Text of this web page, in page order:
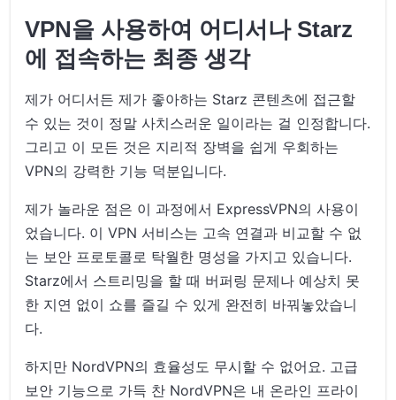
VPN을 사용하여 어디서나 Starz
에 접속하는 최종 생각
제가 어디서든 제가 좋아하는 Starz 콘텐츠에 접근할
수 있는 것이 정말 사치스러운 일이라는 걸 인정합니다.
그리고 이 모든 것은 지리적 장벽을 쉽게 우회하는
VPN의 강력한 기능 덕분입니다.
제가 놀라운 점은 이 과정에서 ExpressVPN의 사용이
었습니다. 이 VPN 서비스는 고속 연결과 비교할 수 없
는 보안 프로토콜로 탁월한 명성을 가지고 있습니다.
Starz에서 스트리밍을 할 때 버퍼링 문제나 예상치 못
한 지연 없이 쇼를 즐길 수 있게 완전히 바꿔놓았습니
다.
하지만 NordVPN의 효율성도 무시할 수 없어요. 고급
보안 기능으로 가득 찬 NordVPN은 내 온라인 프라이